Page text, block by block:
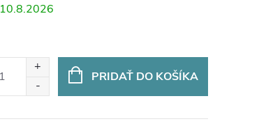
10.8.2026
PRIDAŤ DO KOŠÍKA